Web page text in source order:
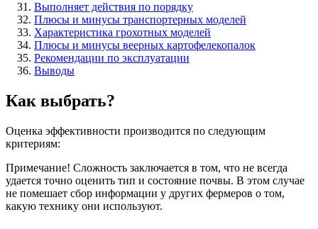
Выполняет действия по порядку
Плюсы и минусы транспортерных моделей
Характеристика грохотных моделей
Плюсы и минусы веерных картофелекопалок
Рекомендации по эксплуатации
Выводы
Как выбрать?
Оценка эффективности производится по следующим
критериям:
Примечание! Сложность заключается в том, что не всегда
удается точно оценить тип и состояние почвы. В этом случае
не помешает сбор информации у других фермеров о том,
какую технику они используют.